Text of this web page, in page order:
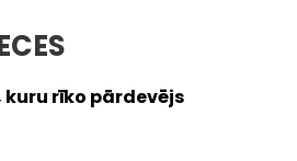
rīko pārdevējs